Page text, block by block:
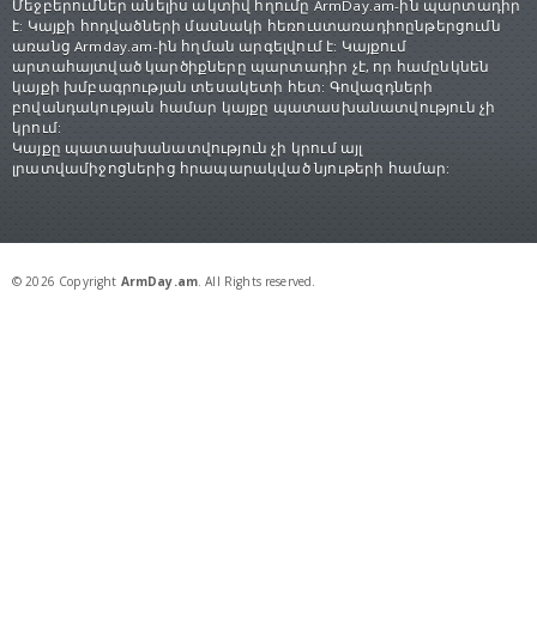
Մեջբերումներ անելիս ակտիվ հղումը ArmDay.am-ին պարտադիր
է: Կայքի հոդվածների մասնակի հեռուստառադիոընթերցումն
առանց Armday.am-ին հղման արգելվում է: Կայքում
արտահայտված կարծիքները պարտադիր չէ, որ համընկնեն
կայքի խմբագրության տեսակետի հետ: Գովազդների
բովանդակության համար կայքը պատասխանատվություն չի
կրում:
Կայքը պատասխանատվություն չի կրում այլ
լրատվամիջոցներից հրապարակված նյութերի համար:
© 2026 Copyright ArmDay.am. All Rights reserved.